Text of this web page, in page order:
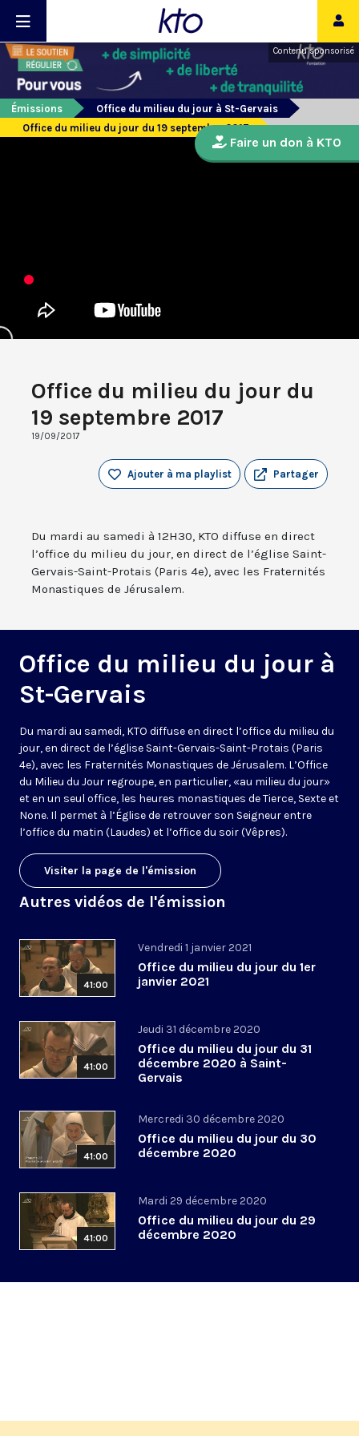
Contenu sponsorisé
Émissions
Office du milieu du jour à St-Gervais
Office du milieu du jour du 19 septembre 2017
Office du milieu du jour du
19 septembre 2017
19/09/2017
Partager
Ajouter à ma playlist
Du mardi au samedi à 12H30, KTO diffuse en direct
l’office du milieu du jour, en direct de l’église Saint-
Gervais-Saint-Protais (Paris 4e), avec les Fraternités
Monastiques de Jérusalem.
Office du milieu du jour à
St-Gervais
Du mardi au samedi, KTO diffuse en direct l’office du milieu du
jour, en direct de l’église Saint-Gervais-Saint-Protais (Paris
4e), avec les Fraternités Monastiques de Jérusalem. L’Office
du Milieu du Jour regroupe, en particulier, «au milieu du jour»
et en un seul office, les heures monastiques de Tierce, Sexte et
None. Il permet à l’Église de retrouver son Seigneur entre
l’office du matin (Laudes) et l’office du soir (Vêpres).
Visiter la page de l'émission
Autres vidéos de l'émission
41:00
Vendredi 1 janvier 2021
Office du milieu du jour du 1er
janvier 2021
41:00
Jeudi 31 décembre 2020
Office du milieu du jour du 31
décembre 2020 à Saint-
Gervais
41:00
Mercredi 30 décembre 2020
Office du milieu du jour du 30
décembre 2020
41:00
Mardi 29 décembre 2020
Office du milieu du jour du 29
décembre 2020
Faire un don à KTO